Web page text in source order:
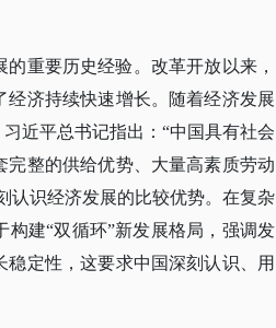
重要历史经验。改革开放以来，
济持续快速增长。随着经济发展
近平总书记指出： “中国具有社会
整的供给优势、大量高素质劳动
认识经济发展的比较优势。在复杂
建“双循环”新发展格局，强调发
定性，这要求中国深刻认识、用